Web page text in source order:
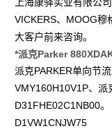
上海康驿实业有限公
VICKERS、 MOOG穆
大客户前来咨询。
*派克Parker
派克PARKER单向节流
VMY160H10V1P、派
D31FHE02C1NB00。
D1VW1CNJW75